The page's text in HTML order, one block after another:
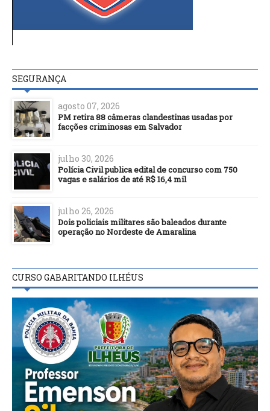
SEGURANÇA
agosto 07, 2026
PM retira 88 câmeras clandestinas usadas por
facções criminosas em Salvador
julho 30, 2026
Polícia Civil publica edital de concurso com 750
vagas e salários de até R$ 16,4 mil
julho 26, 2026
Dois policiais militares são baleados durante
operação no Nordeste de Amaralina
CURSO GABARITANDO ILHÉUS